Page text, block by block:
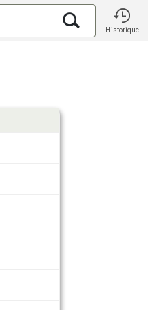
Historique